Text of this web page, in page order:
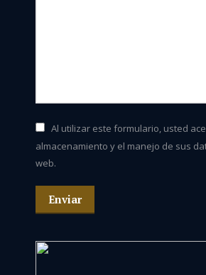
Al utilizar este formulario, usted
almacenamiento y el manejo de sus
web.
Enviar